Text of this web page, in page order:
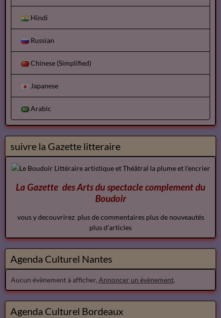
Hindi
Russian
Chinese (Simplified)
Japanese
Arabic
suivre la Gazette litteraire
La Gazette des Arts du spectaclecomplementdu
Boudoir
vous y decouvrirez plus de commentaires plus de nouveautés
plus d'articles
Agenda Culturel Nantes
Aucun évènement à afficher, Annoncer un évènement.
Agenda Culturel Bordeaux